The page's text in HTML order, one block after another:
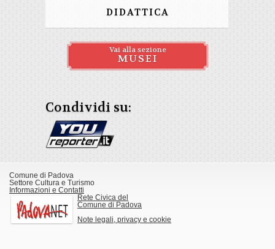
DIDATTICA
Vai alla sezione
MUSEI
Condividi su:
Comune di Padova
Settore Cultura e Turismo
Informazioni e Contatti
Rete Civica del
Comune di Padova
Note legali, privacy e cookie